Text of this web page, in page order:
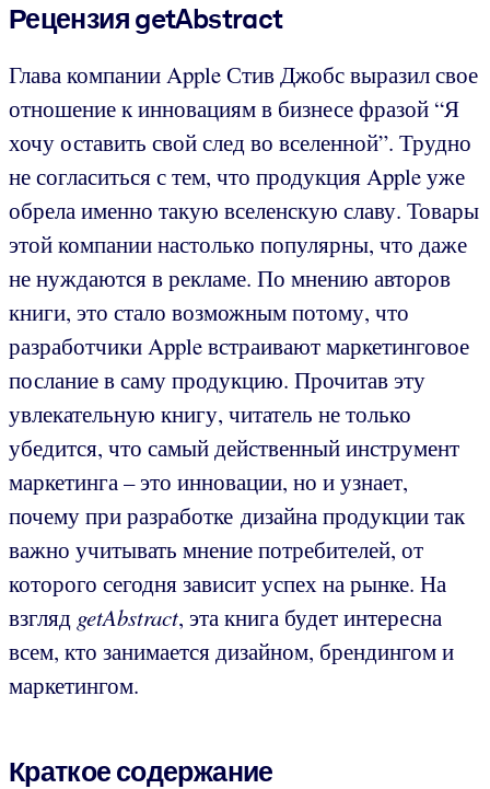
Рецензия getAbstract
Глава компании Apple Стив Джобс выразил свое
отношение к инновациям в бизнесе фразой “Я
хочу оставить свой след во вселенной”. Трудно
не согласиться с тем, что продукция Apple уже
обрела именно такую вселенскую славу. Товары
этой компании настолько популярны, что даже
не нуждаются в рекламе. По мнению авторов
книги, это стало возможным потому, что
разработчики Apple встраивают маркетинговое
послание в саму продукцию. Прочитав эту
увлекательную книгу, читатель не только
убедится, что самый действенный инструмент
маркетинга – это инновации, но и узнает,
почему при разработке дизайна продукции так
важно учитывать мнение потребителей, от
которого сегодня зависит успех на рынке. На
взгляд getAbstract, эта книга будет интересна
всем, кто занимается дизайном, брендингом и
маркетингом.
Краткое содержание